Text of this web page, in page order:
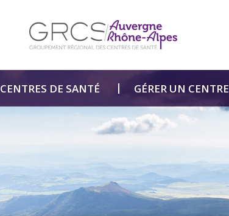
DE SANTÉ GÉRER UN CENTRE